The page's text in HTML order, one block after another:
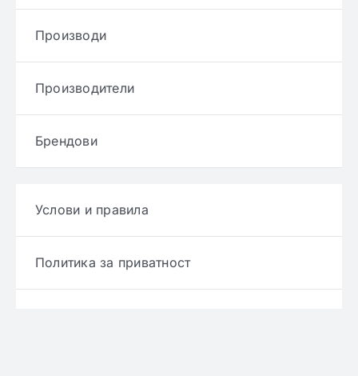
Производи
Производители
Брендови
Услови и правила
Политика за приватност